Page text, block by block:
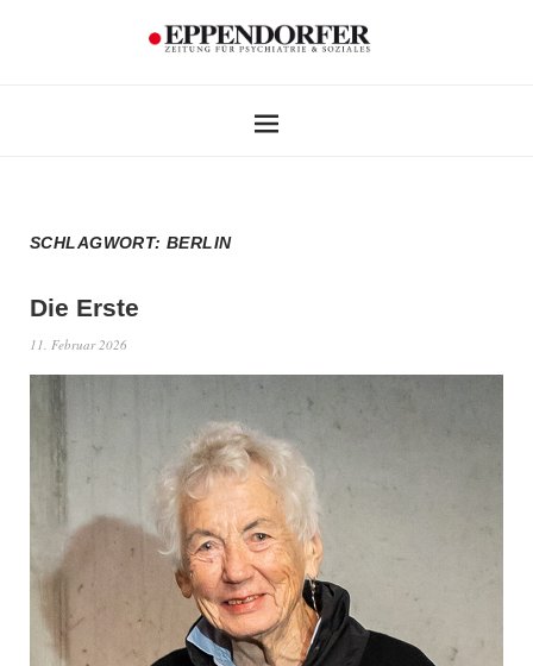
SCHLAGWORT:BERLIN
Die Erste
11. Februar 2026